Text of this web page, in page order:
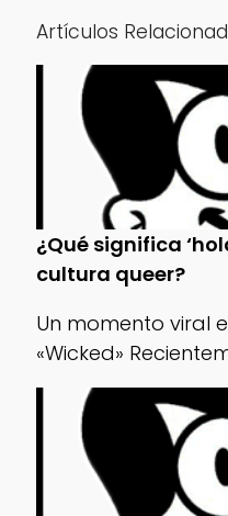
Artículos
¿Qué significa
cultura queer?
Un momento viral
«Wicked»